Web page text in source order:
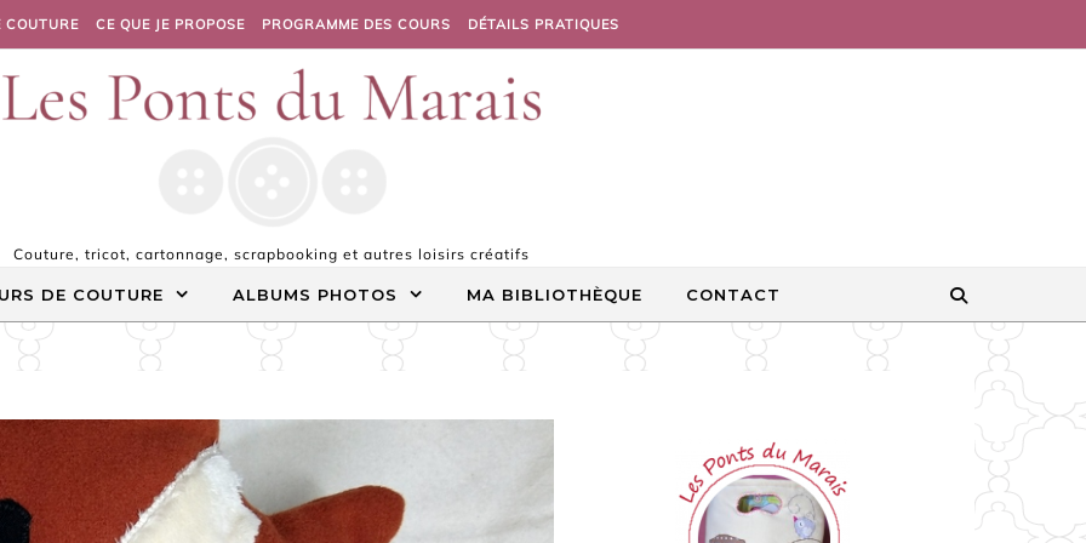
COUTURE CE QUE JE PROPOSE PROGRAMME DES COURS DÉTAILS PRATIQUES
Couture, tricot, cartonnage, scrapbooking et autres loisirs créatifs
DE COUTURE ALBUMS PHOTOS MA BIBLIOTHÈQUE CONTACT